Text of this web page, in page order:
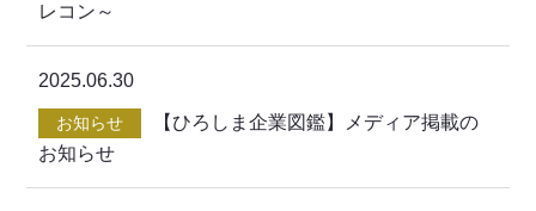
レコン～
2025.06.30
お知らせ
【ひろしま企業図鑑】メディア掲載の
お知らせ